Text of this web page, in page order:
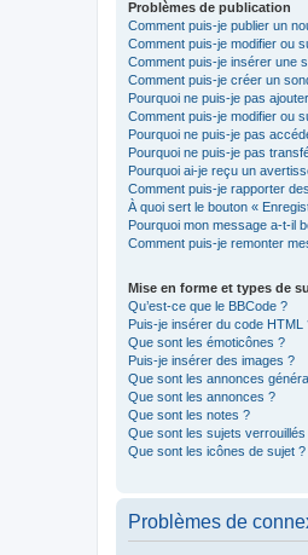
Problèmes de publication
Comment puis-je publier un
Comment puis-je modifier ou
Comment puis-je insérer une
Comment puis-je créer un
Pourquoi ne puis-je pas
Comment puis-je modifier ou
Pourquoi ne puis-je pas
Pourquoi ne puis-je pas
Pourquoi ai-je reçu un
Comment puis-je rapporter
À quoi sert le bouton «
Pourquoi mon message a-t-il
Comment puis-je remonter
Mise en forme et types de
Qu’est-ce que le BBCode ?
Puis-je insérer du code HTML
Que sont les émoticônes ?
Puis-je insérer des images ?
Que sont les annonces
Que sont les annonces ?
Que sont les notes ?
Que sont les sujets verrouillés
Que sont les icônes de sujet ?
Problèmes de